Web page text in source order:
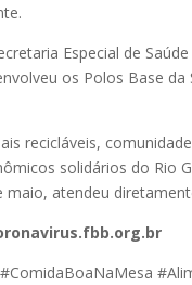
Especial de
os Polos Base
recicláveis,
solidários do Rio
maio, atendeu